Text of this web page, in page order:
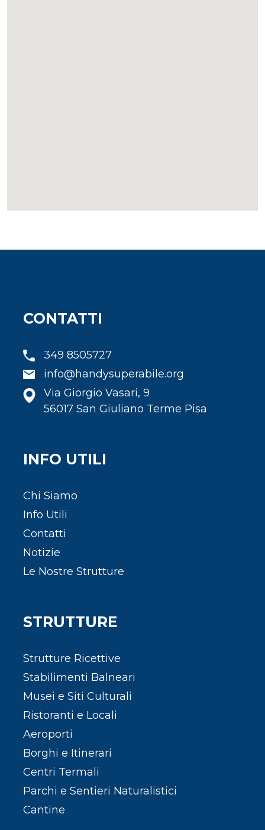
CONTATTI
349 8505727
info@handysuperabile.org
Via Giorgio Vasari, 9
56017 San Giuliano Terme Pisa
INFO UTILI
Chi Siamo
Info Utili
Contatti
Notizie
Le Nostre Strutture
STRUTTURE
Strutture Ricettive
Stabilimenti Balneari
Musei e Siti Culturali
Ristoranti e Locali
Aeroporti
Borghi e Itinerari
Centri Termali
Parchi e Sentieri Naturalistici
Cantine